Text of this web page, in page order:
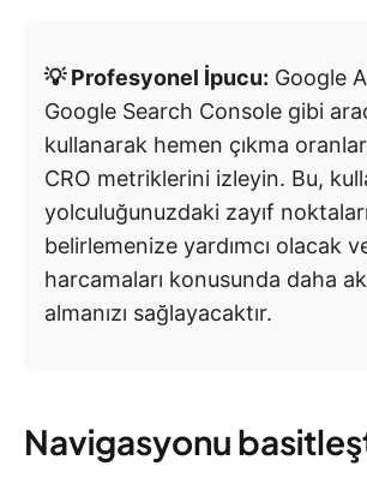
💡 Profesyonel İpucu: Google
Google Search Console gibi
kullanarak hemen çıkma
CRO metriklerini izleyin. Bu,
yolculuğunuzdaki zayıf noktaları
belirlemenize yardımcı olacak
harcamaları konusunda daha
almanızı sağlayacaktır.
Navigasyonu